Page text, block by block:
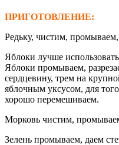
ПРИГОТОВЛЕНИЕ:
Редьку, чистим,
Яблоки лучше
Яблоки промываем,
сердцевину, трем на
яблочным уксусом, для
хорошо перемешиваем.
Морковь чистим,
Зелень промываем, даем